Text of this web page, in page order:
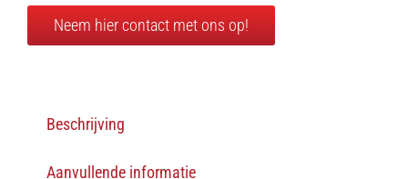
Neem hier contact met ons op!
Beschrijving
Aanvullende informatie